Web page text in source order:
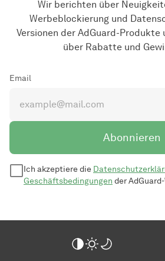
Wir berichten über
Werbeblockierung und
Versionen der AdGuard-Produkte
über Rabatte und
Email
Abonnieren
Ich akzeptiere die
Geschäftsbedingungen der